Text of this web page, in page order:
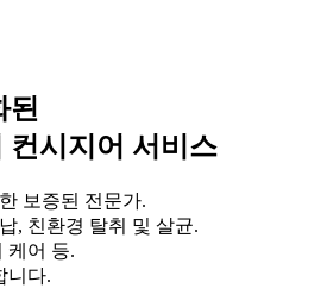
된
컨시지어 서비스
보증된 전문가.
, 친환경 탈취 및 살균.
케어 등.
니다.